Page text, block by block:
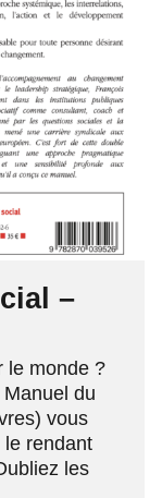
–
le monde ?
du
vous
le rendant
les